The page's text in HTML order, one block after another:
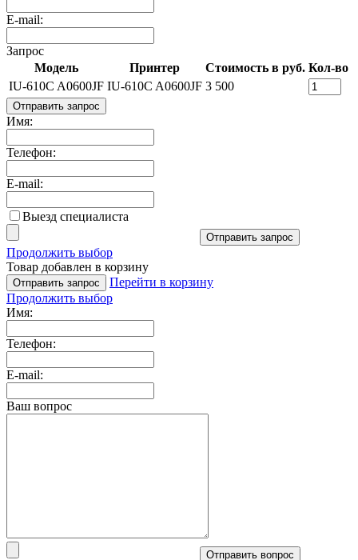
E-mail:
Запрос
Модель
Принтер Стоимость в руб. Кол-во
IU-610C A0600JF IU-610C A0600JF 3 500
Отправить запрос
Имя:
Телефон:
E-mail:
Выезд специалиста
Отправить запрос
Продолжить выбор
Товар добавлен в корзину
Отправить запрос
Перейти в корзину
Продолжить выбор
Имя:
Телефон:
E-mail:
Ваш вопрос
Отправить вопрос